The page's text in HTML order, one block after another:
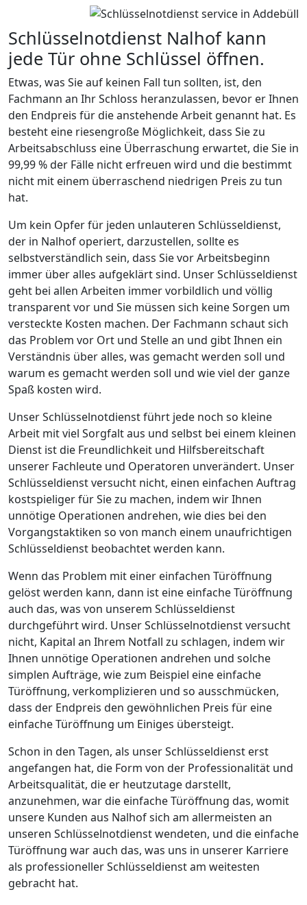
Schlüsselnotdienst Nalhof kann
jede Tür ohne Schlüssel öffnen.
Etwas, was Sie auf keinen Fall tun sollten, ist, den
Fachmann an Ihr Schloss heranzulassen, bevor er Ihnen
den Endpreis für die anstehende Arbeit genannt hat. Es
besteht eine riesengroße Möglichkeit, dass Sie zu
Arbeitsabschluss eine Überraschung erwartet, die Sie in
99,99 % der Fälle nicht erfreuen wird und die bestimmt
nicht mit einem überraschend niedrigen Preis zu tun
hat.
Um kein Opfer für jeden unlauteren Schlüsseldienst,
der in Nalhof operiert, darzustellen, sollte es
selbstverständlich sein, dass Sie vor Arbeitsbeginn
immer über alles aufgeklärt sind. Unser Schlüsseldienst
geht bei allen Arbeiten immer vorbildlich und völlig
transparent vor und Sie müssen sich keine Sorgen um
versteckte Kosten machen. Der Fachmann schaut sich
das Problem vor Ort und Stelle an und gibt Ihnen ein
Verständnis über alles, was gemacht werden soll und
warum es gemacht werden soll und wie viel der ganze
Spaß kosten wird.
Unser Schlüsselnotdienst führt jede noch so kleine
Arbeit mit viel Sorgfalt aus und selbst bei einem kleinen
Dienst ist die Freundlichkeit und Hilfsbereitschaft
unserer Fachleute und Operatoren unverändert. Unser
Schlüsseldienst versucht nicht, einen einfachen Auftrag
kostspieliger für Sie zu machen, indem wir Ihnen
unnötige Operationen andrehen, wie dies bei den
Vorgangstaktiken so von manch einem unaufrichtigen
Schlüsseldienst beobachtet werden kann.
Wenn das Problem mit einer einfachen Türöffnung
gelöst werden kann, dann ist eine einfache Türöffnung
auch das, was von unserem Schlüsseldienst
durchgeführt wird. Unser Schlüsselnotdienst versucht
nicht, Kapital an Ihrem Notfall zu schlagen, indem wir
Ihnen unnötige Operationen andrehen und solche
simplen Aufträge, wie zum Beispiel eine einfache
Türöffnung, verkomplizieren und so ausschmücken,
dass der Endpreis den gewöhnlichen Preis für eine
einfache Türöffnung um Einiges übersteigt.
Schon in den Tagen, als unser Schlüsseldienst erst
angefangen hat, die Form von der Professionalität und
Arbeitsqualität, die er heutzutage darstellt,
anzunehmen, war die einfache Türöffnung das, womit
unsere Kunden aus Nalhof sich am allermeisten an
unseren Schlüsselnotdienst wendeten, und die einfache
Türöffnung war auch das, was uns in unserer Karriere
als professioneller Schlüsseldienst am weitesten
gebracht hat.